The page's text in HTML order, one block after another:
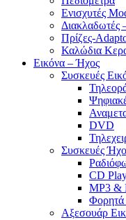
Ενισχυτές
Διακλαδωτές
Πρίζες-
Καλώδια
Εικόνα – Ήχος
Συσκευές
DVD
Συσκευές
CD
MP3 &
Φορητά
Αξεσουάρ